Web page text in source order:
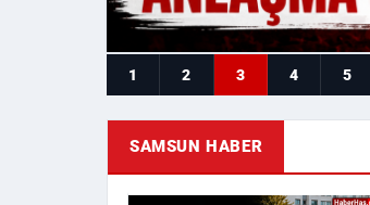
1 2 3 4 5
SAMSUN HABER